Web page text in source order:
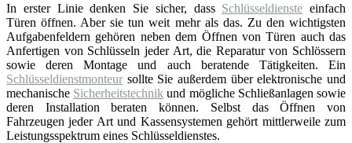
In erster Linie denken Sie sicher, dass Schlüsseldienste einfach
Türen öffnen. Aber sie tun weit mehr als das. Zu den wichtigsten
Aufgabenfeldern gehören neben dem Öffnen von Türen auch das
Anfertigen von Schlüsseln jeder Art, die Reparatur von Schlössern
sowie deren Montage und auch beratende Tätigkeiten. Ein
Schlüsseldienstmonteur sollte Sie außerdem über elektronische und
mechanische Sicherheitstechnik und mögliche Schließanlagen sowie
deren Installation beraten können. Selbst das Öffnen von
Fahrzeugen jeder Art und Kassensystemen gehört mittlerweile zum
Leistungsspektrum eines Schlüsseldienstes.